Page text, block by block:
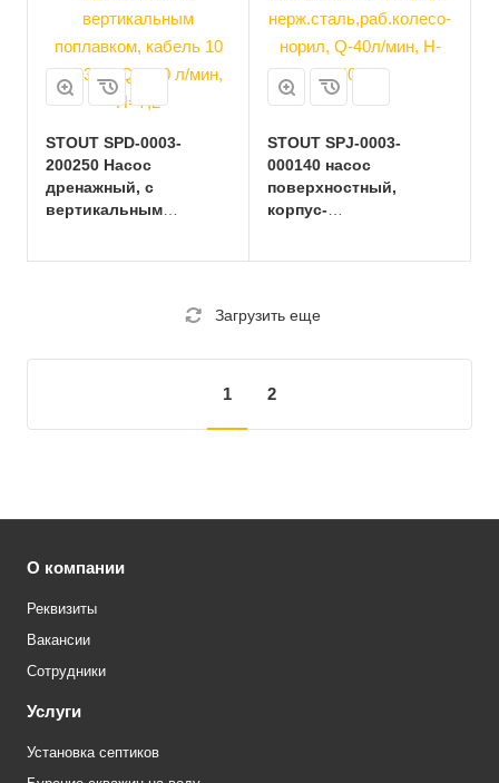
STOUT SPD-0003-
200250 Насос
дренажный, с
вертикальным
STOUT SPJ-0003-
000140 насос
поверхностный,
корпус-
Загрузить еще
1 2
О компании
Реквизиты
Вакансии
Сотрудники
Услуги
Установка септиков